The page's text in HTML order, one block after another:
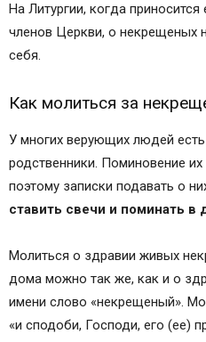
На Литургии, когда
членов Церкви, о некрещеных
себя.
Как молиться за
У многих верующих людей
родственники. Поминовение
поэтому записки подавать о
ставить свечи и поминать
Молиться о здравии живых
дома можно так же, как и о
имени слово «некрещеный».
«и сподоби, Господи, его (ее)